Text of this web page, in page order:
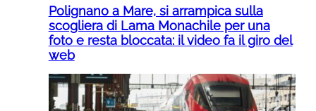
Polignano a Mare, si arrampica sulla
scogliera di Lama Monachile per una
foto e resta bloccata: il video fa il giro del
web